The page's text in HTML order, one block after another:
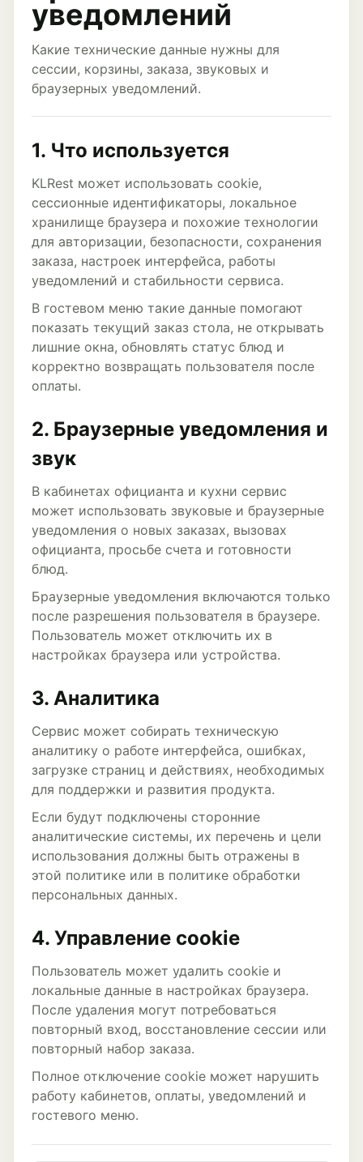
уведомлений
Какие технические данные нужны для
сессии, корзины, заказа, звуковых и
браузерных уведомлений.
1. Что используется
KLRest может использовать cookie,
сессионные идентификаторы, локальное
хранилище браузера и похожие технологии
для авторизации, безопасности, сохранения
заказа, настроек интерфейса, работы
уведомлений и стабильности сервиса.
В гостевом меню такие данные помогают
показать текущий заказ стола, не открывать
лишние окна, обновлять статус блюд и
корректно возвращать пользователя после
оплаты.
2. Браузерные уведомления и
звук
В кабинетах официанта и кухни сервис
может использовать звуковые и браузерные
уведомления о новых заказах, вызовах
официанта, просьбе счета и готовности
блюд.
Браузерные уведомления включаются только
после разрешения пользователя в браузере.
Пользователь может отключить их в
настройках браузера или устройства.
3. Аналитика
Сервис может собирать техническую
аналитику о работе интерфейса, ошибках,
загрузке страниц и действиях, необходимых
для поддержки и развития продукта.
Если будут подключены сторонние
аналитические системы, их перечень и цели
использования должны быть отражены в
этой политике или в политике обработки
персональных данных.
4. Управление cookie
Пользователь может удалить cookie и
локальные данные в настройках браузера.
После удаления могут потребоваться
повторный вход, восстановление сессии или
повторный набор заказа.
Полное отключение cookie может нарушить
работу кабинетов, оплаты, уведомлений и
гостевого меню.